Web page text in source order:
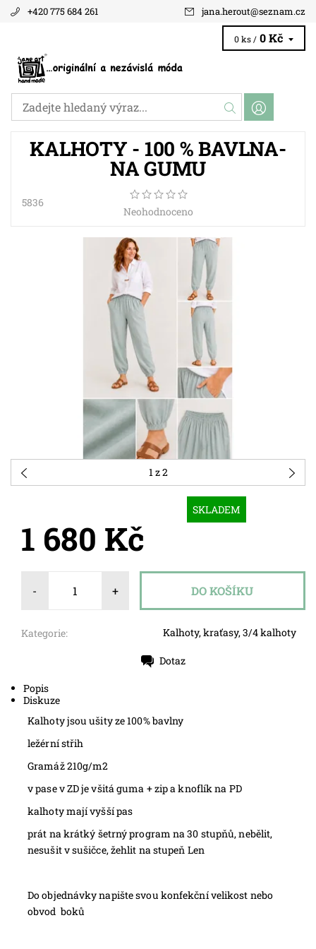
+420 775 684 261 jana.herout@seznam.cz
0 ks / 0 Kč
KALHOTY - 100 % BAVLNA-
NA GUMU
5836
Neohodnoceno
1z 2
SKLADEM
1 680 Kč
- +
Kategorie: Kalhoty, kraťasy, 3/4 kalhoty
Dotaz
Popis
Diskuze
Kalhoty jsou ušity ze 100% bavlny
ležérní střih
Gramáž 210g/m2
v pase v ZD je všitá guma + zip a knoflík na PD
kalhoty mají vyšší pas
prát na krátký šetrný program na 30 stupňů, nebělit,
nesušit v sušičce, žehlit na stupeň Len
Do objednávky napište svou konfekční velikost nebo
obvod boků